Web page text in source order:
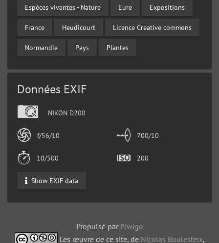
Espèces vivantes - Nature Eure Expositions
France Heudicourt Licence Creative commons
Normandie Pays Plantes
Données EXIF
NIKON D200
f/56/10 700/10
10/500 200
Show EXIF data
Propulsé par Piwigo
Les œuvre de ce site, de Nicolas Boulesteix,